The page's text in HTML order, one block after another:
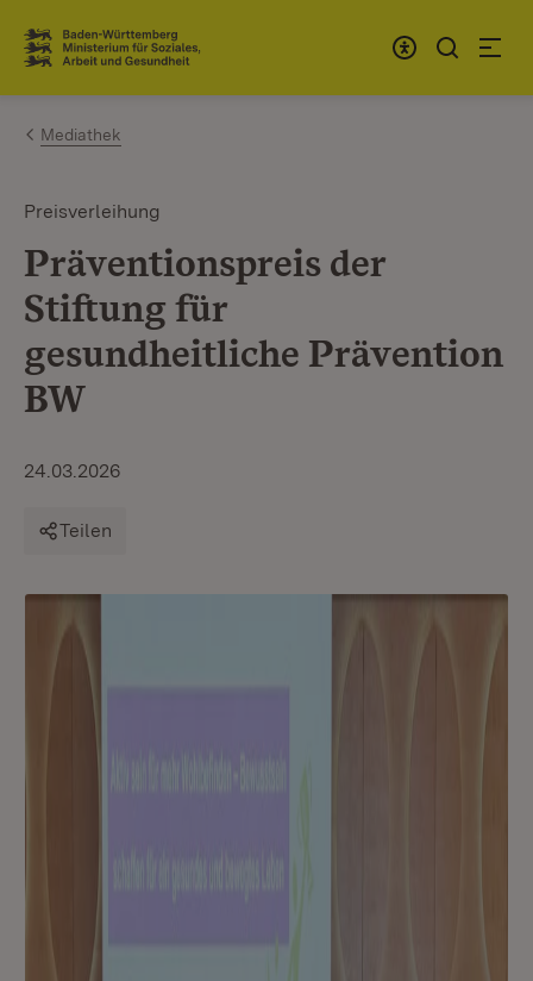
Zum Inhalt springen
Link zur Startseite
Mediathek
Preisverleihung
Präventionspreis der
Stiftung für
gesundheitliche Prävention
BW
24.03.2026
Teilen